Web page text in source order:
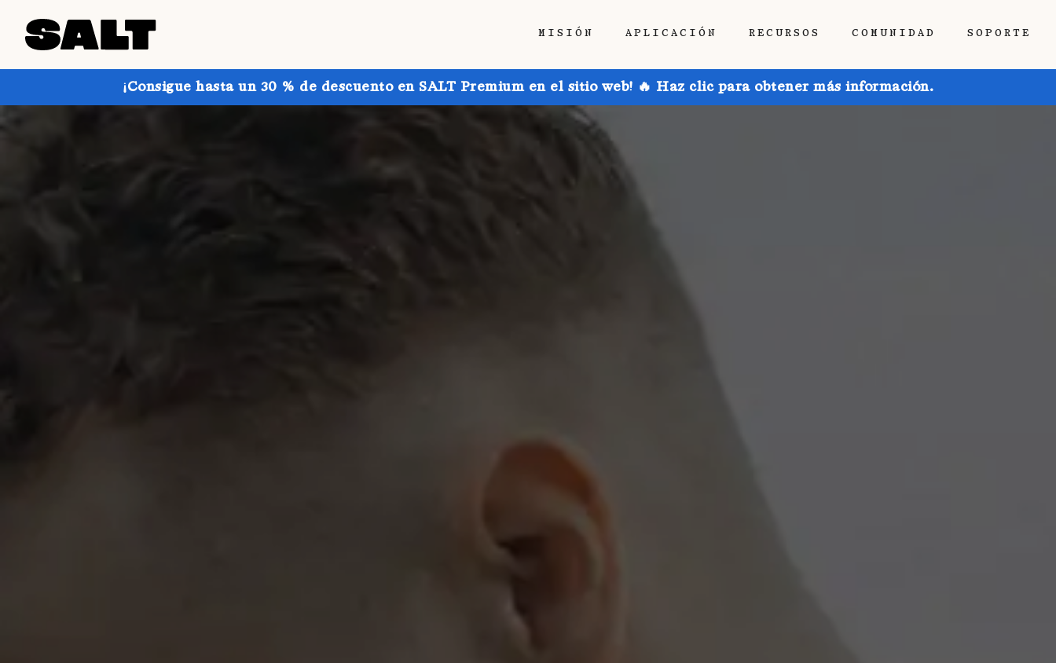
MISIÓN APLICACIÓN RECURSOS COMUNIDAD SOPORTE
¡Consigue hasta un 30 % de descuento en SALT Premium en el sitio web! 🔥 Haz clic para obtener más información.